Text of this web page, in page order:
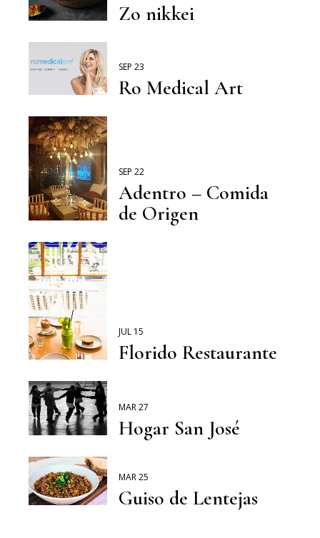
Zo nikkei
SEP 23
Ro Medical Art
SEP 22
Adentro – Comida
de Origen
JUL 15
Florido Restaurante
MAR 27
Hogar San José
MAR 25
Guiso de Lentejas